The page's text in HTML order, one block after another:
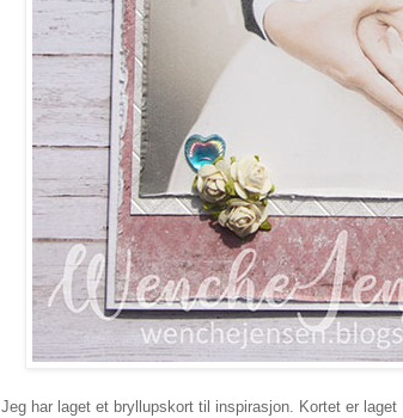
Jeg har laget et bryllupskort til inspirasjon. Kortet er